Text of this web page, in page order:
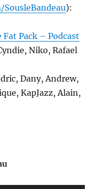
):
Fat Pack – Podcast
Niko, Rafael
Dany, Andrew,
KapJazz, Alain,